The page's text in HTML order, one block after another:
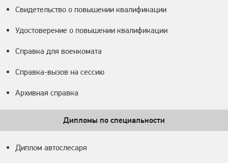
Свидетельство о повышении квалификации
Удостоверение о повышении квалификации
Справка для военкомата
Справка-вызов на сессию
Архивная справка
Дипломы по специальности
Диплом автослесаря